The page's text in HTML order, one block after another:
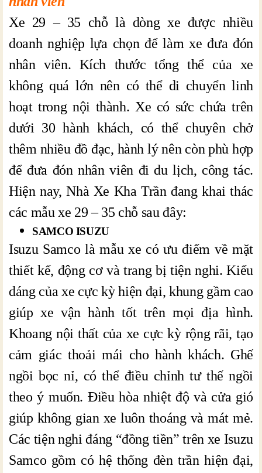
Xe 29 – 35 chỗ là dòng xe được nhiều
doanh nghiệp lựa chọn để làm xe đưa đón
nhân viên. Kích thước tổng thể của xe
không quá lớn nên có thể di chuyển linh
hoạt trong nội thành. Xe có sức chứa trên
dưới 30 hành khách, có thể chuyên chở
thêm nhiều đồ đạc, hành lý nên còn phù hợp
để đưa đón nhân viên đi du lịch, công tác.
Hiện nay, Nhà Xe Kha Trần đang khai thác
các mẫu xe 29 – 35 chỗ sau đây:
SAMCO ISUZU
Isuzu Samco là mẫu xe có ưu điểm về mặt
thiết kế, động cơ và trang bị tiện nghi. Kiểu
dáng của xe cực kỳ hiện đại, khung gầm cao
giúp xe vận hành tốt trên mọi địa hình.
Khoang nội thất của xe cực kỳ rộng rãi, tạo
cảm giác thoải mái cho hành khách. Ghế
ngồi bọc nỉ, có thể điều chỉnh tư thế ngồi
theo ý muốn. Điều hòa nhiệt độ và cửa gió
giúp không gian xe luôn thoáng và mát mẻ.
Các tiện nghi đáng “đồng tiền” trên xe Isuzu
Samco gồm có hệ thống đèn trần hiện đại,